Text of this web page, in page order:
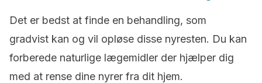
Det er bedst at finde en behandling, som
gradvist kan og vil opløse disse nyresten. Du kan
forberede naturlige lægemidler der hjælper dig
med at rense dine nyrer fra dit hjem.